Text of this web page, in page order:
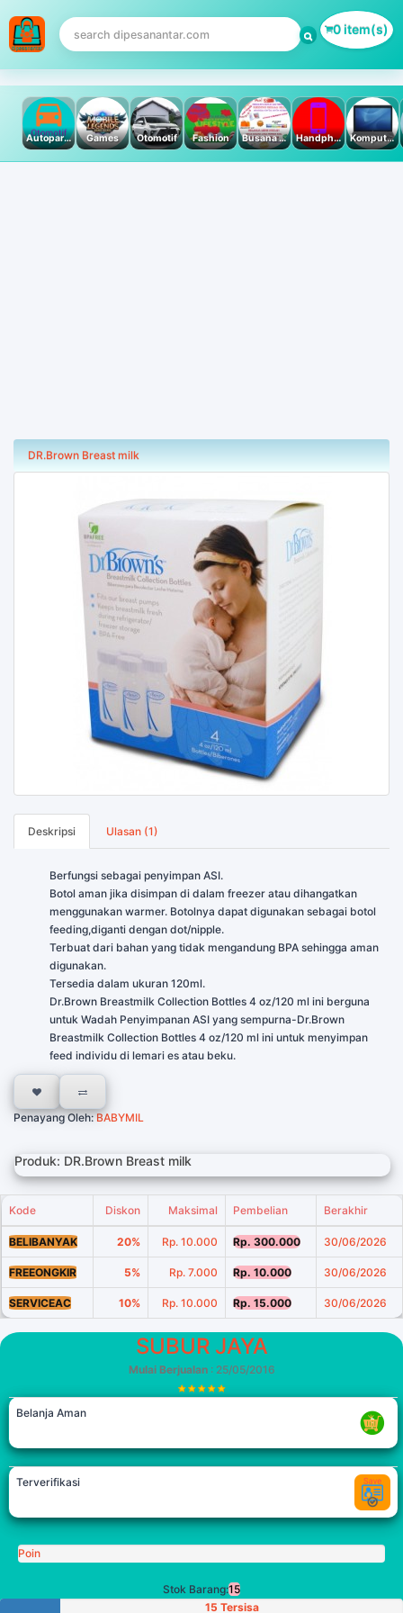
0 item(s)
Autoparts Games Otomotif Fashion Busana Muslim Handphone & Tablet Komputer PC & Laptop
DR.Brown Breast milk
Deskripsi Ulasan (1)
Berfungsi sebagai penyimpan ASI.
Botol aman jika disimpan di dalam freezer atau dihangatkan
menggunakan warmer. Botolnya dapat digunakan sebagai botol
feeding,diganti dengan dot/nipple.
Terbuat dari bahan yang tidak mengandung BPA sehingga aman
digunakan.
Tersedia dalam ukuran 120ml.
Dr.Brown Breastmilk Collection Bottles 4 oz/120 ml ini berguna
untuk Wadah Penyimpanan ASI yang sempurna-Dr.Brown
Breastmilk Collection Bottles 4 oz/120 ml ini untuk menyimpan
feed individu di lemari es atau beku.
Penayang Oleh:BABYMIL
Produk: DR.Brown Breast milk
Kode Diskon Maksimal Pembelian Berakhir
BELIBANYAK 20% Rp. 10.000 Rp. 300.000 30/06/2026
FREEONGKIR 5% Rp. 7.000 Rp. 10.000 30/06/2026
SERVICEAC 10% Rp. 10.000 Rp. 15.000 30/06/2026
SUBUR JAYA
Mulai Berjualan: 25/05/2016
Belanja Aman
Terverifikasi
Poin
Stok Barang:15
15 Tersisa